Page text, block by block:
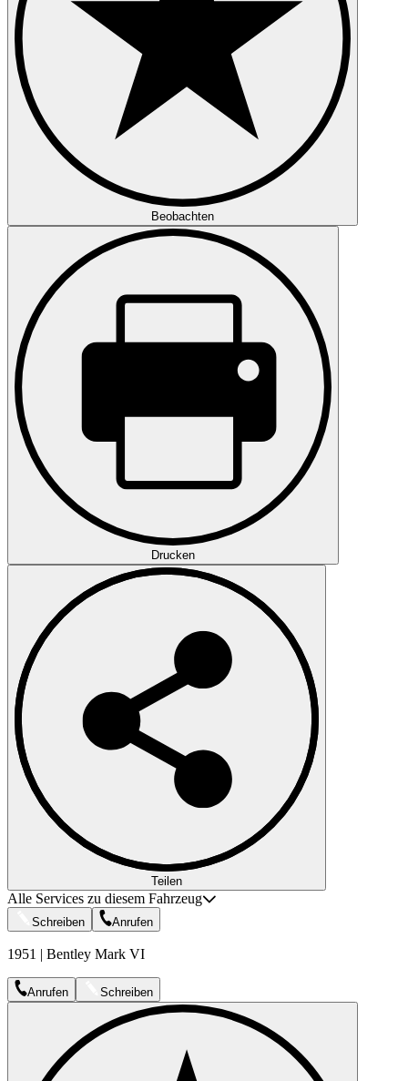
Beobachten
Drucken
Teilen
Alle Services zu diesem Fahrzeug
Schreiben Anrufen
1951 | Bentley Mark VI
Anrufen Schreiben